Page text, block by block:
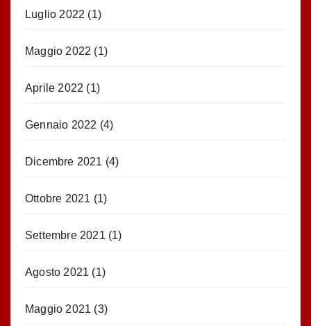
Luglio 2022 (1)
Maggio 2022 (1)
Aprile 2022 (1)
Gennaio 2022 (4)
Dicembre 2021 (4)
Ottobre 2021 (1)
Settembre 2021 (1)
Agosto 2021 (1)
Maggio 2021 (3)